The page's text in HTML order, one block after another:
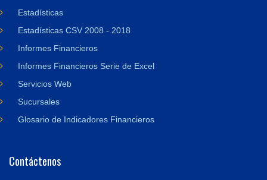
Estadísticas
Estadísticas CSV 2008 - 2018
Informes Financieros
Informes Financieros Serie de Excel
Servicios Web
Sucursales
Glosario de Indicadores Financieros
Contáctenos